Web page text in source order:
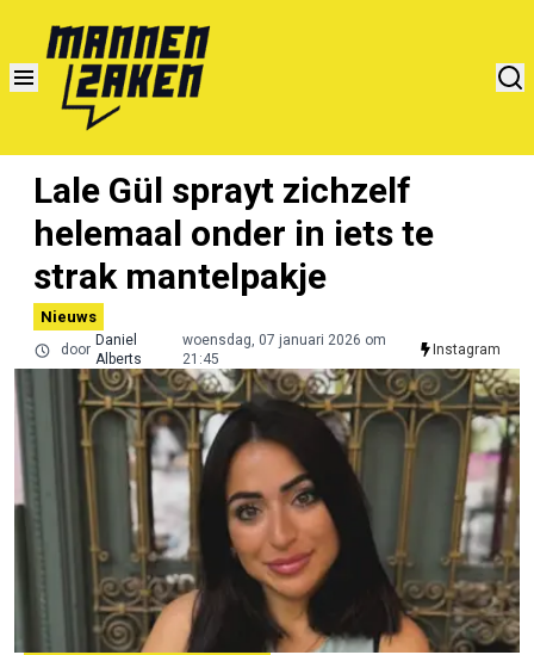
Lale Gül sprayt zichzelf
helemaal onder in iets te
strak mantelpakje
Nieuws
door
Daniel
Alberts
woensdag, 07 januari 2026 om
21:45
Instagram